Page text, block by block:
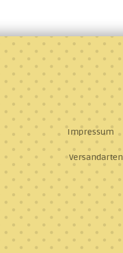
Impressum
Versandarten